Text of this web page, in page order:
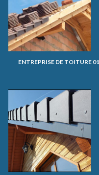
ENTREPRISE DE TOITURE 01